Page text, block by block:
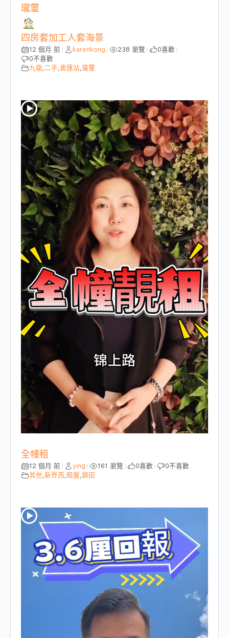
瓏璽
四房套加工人套海景
12 個月 前 / karenkong / 238 瀏覽 / 0喜歡 /
0不喜歡
九龍,二手,奧運站,瓏璽
全幢租
12 個月 前 / ying / 161 瀏覽 / 0喜歡 / 0不喜歡
其他 新界西 租盤 錦田